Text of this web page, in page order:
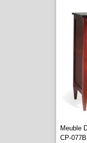
Meuble
CP-077B